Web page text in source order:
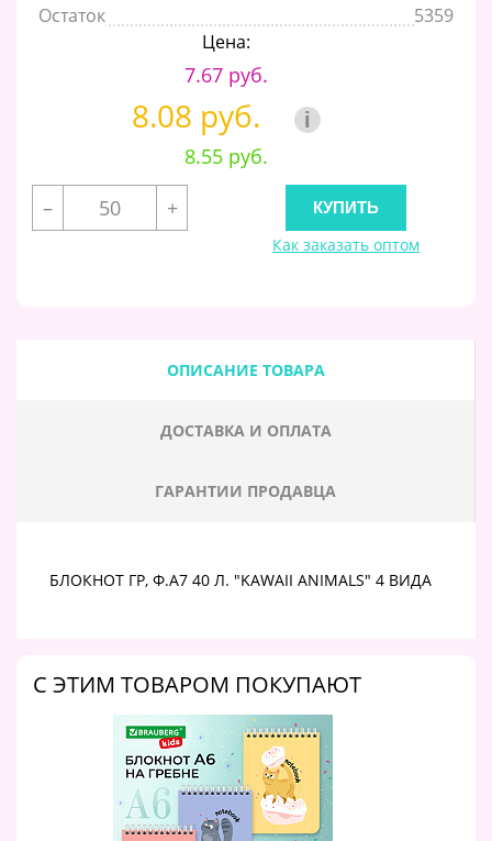
Остаток
5359
Цена:
7.67 руб.
8.08 руб. i
8.55 руб.
–
+
Как заказать оптом
ОПИСАНИЕ ТОВАРА
ДОСТАВКА И ОПЛАТА
ГАРАНТИИ ПРОДАВЦА
БЛОКНОТ ГР, Ф.А7 40 Л. "KAWAII ANIMALS" 4 ВИДА
C ЭТИМ ТОВАРОМ ПОКУПАЮТ